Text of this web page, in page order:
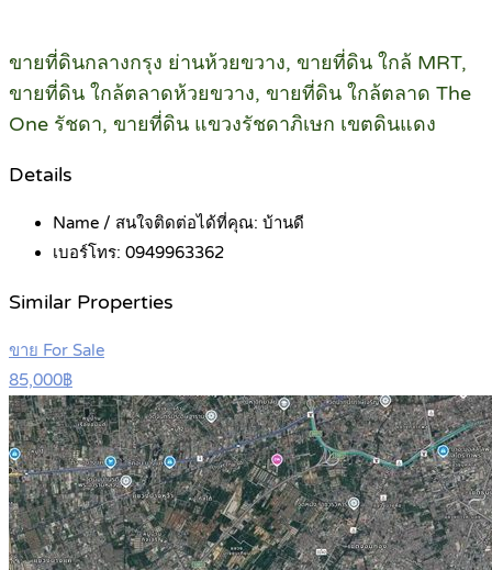
ขายที่ดินกลางกรุง ย่านห้วยขวาง, ขายที่ดิน ใกล้ MRT,
ขายที่ดิน ใกล้ตลาดห้วยขวาง, ขายที่ดิน ใกล้ตลาด The
One รัชดา, ขายที่ดิน แขวงรัชดาภิเษก เขตดินแดง
Details
Name / สนใจติดต่อได้ที่คุณ: บ้านดี
เบอร์โทร: 0949963362
Similar Properties
ขาย For Sale
85,000฿